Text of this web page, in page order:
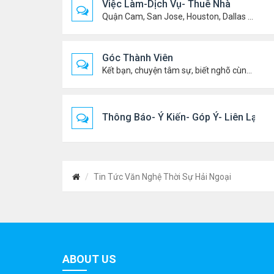
Việc Làm-Dịch Vụ- Thuê Nhà
Góc Thành Viên
Thông Báo- Ý Kiến- Góp Ý- Liên Lạc
Tin Tức Văn Nghệ Thời Sự Hải Ngoại
ABOUT US